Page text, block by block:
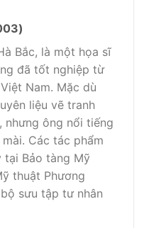
Bắc, là một họa sĩ
đã tốt nghiệp từ
Nam. Mặc dù
liệu vẽ tranh
nhưng ông nổi tiếng
Các tác phẩm
Bảo tàng Mỹ
thuật Phương
sưu tập tư nhân